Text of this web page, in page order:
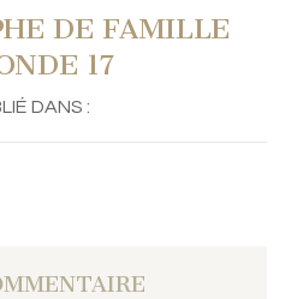
DE FAMILLE
17
DANS :